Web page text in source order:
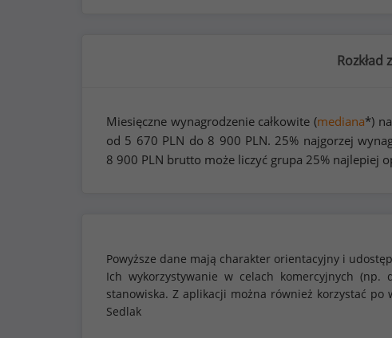
Miesięczne wynagrodzenie całkowite (mediana*)
od 5 670 PLN do 8 900 PLN. 25% najgorzej
8 900 PLN brutto może liczyć grupa 25% najlepiej
Powyższe dane mają charakter orientacyjny i
Ich wykorzystywanie w celach komercyjnych
stanowiska. Z aplikacji można również korzystać
Sedlak